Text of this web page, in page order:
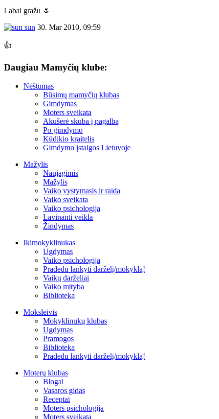
Labai gražu 🌷
sun 30. Mar 2010, 09:59
👍
Daugiau Mamyčių klube:
Nėštumas
Būsimų mamyčių klubas
Gimdymas
Moters sveikata
Akušerė skuba į pagalbą
Po gimdymo
Kūdikio kraitelis
Gimdymo įstaigos Lietuvoje
Mažylis
Naujagimis
Mažylis
Vaiko vystymasis ir raida
Vaiko sveikata
Vaiko psichologija
Lavinanti veikla
Žindymas
Ikimokyklinukas
Ugdymas
Vaiko psichologija
Pradedu lankyti darželį/mokyklą!
Vaikų darželiai
Vaiko mityba
Biblioteka
Moksleivis
Mokyklinukų klubas
Ugdymas
Pramogos
Biblioteka
Pradedu lankyti darželį/mokyklą!
Moterų klubas
Blogai
Vasaros gidas
Receptai
Moters psichologija
Moters sveikata